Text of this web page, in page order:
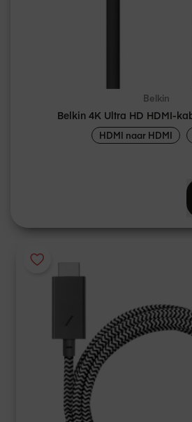
Belkin
Belkin 4K Ultra HD HDMI-
HDMI naar HDMI